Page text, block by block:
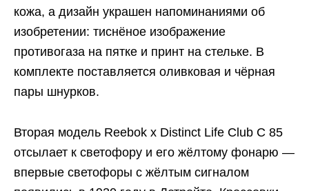
кожа, а дизайн украшен напоминаниями об
изобретении: тиснёное изображение
противогаза на пятке и принт на стельке. В
комплекте поставляется оливковая и чёрная
пары шнурков.
Вторая модель Reebok x Distinct Life Club C 85
отсылает к светофору и его жёлтому фонарю —
впервые светофоры с жёлтым сигналом